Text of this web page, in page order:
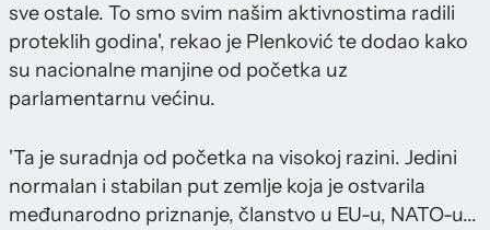
sve ostale. To smo svim našim aktivnostima radili
proteklih godina', rekao je Plenković te dodao kako
su nacionalne manjine od početka uz
parlamentarnu većinu.
'Ta je suradnja od početka na visokoj razini. Jedini
normalan i stabilan put zemlje koja je ostvarila
međunarodno priznanje, članstvo u EU-u, NATO-u...